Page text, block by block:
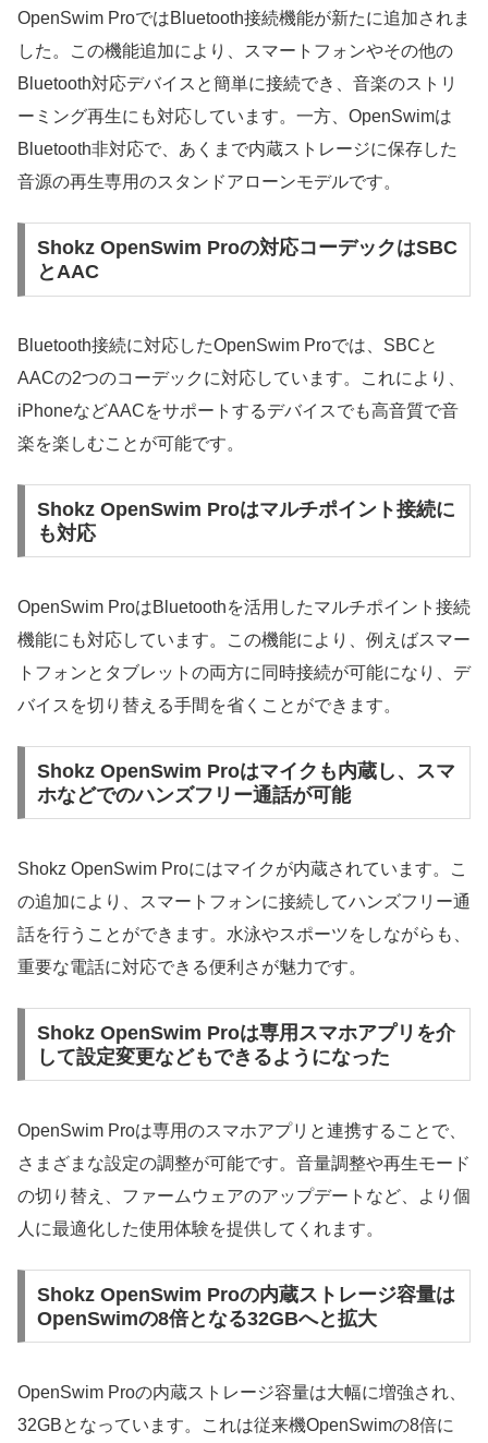
OpenSwim ProではBluetooth接続機能が新たに追加されま
した。この機能追加により、スマートフォンやその他の
Bluetooth対応デバイスと簡単に接続でき、音楽のストリ
ーミング再生にも対応しています。一方、OpenSwimは
Bluetooth非対応で、あくまで内蔵ストレージに保存した
音源の再生専用のスタンドアローンモデルです。
Shokz OpenSwim Proの対応コーデックはSBC
とAAC
Bluetooth接続に対応したOpenSwim Proでは、SBCと
AACの2つのコーデックに対応しています。これにより、
iPhoneなどAACをサポートするデバイスでも高音質で音
楽を楽しむことが可能です。
Shokz OpenSwim Proはマルチポイント接続に
も対応
OpenSwim ProはBluetoothを活用したマルチポイント接続
機能にも対応しています。この機能により、例えばスマー
トフォンとタブレットの両方に同時接続が可能になり、デ
バイスを切り替える手間を省くことができます。
Shokz OpenSwim Proはマイクも内蔵し、スマ
ホなどでのハンズフリー通話が可能
Shokz OpenSwim Proにはマイクが内蔵されています。こ
の追加により、スマートフォンに接続してハンズフリー通
話を行うことができます。水泳やスポーツをしながらも、
重要な電話に対応できる便利さが魅力です。
Shokz OpenSwim Proは専用スマホアプリを介
して設定変更などもできるようになった
OpenSwim Proは専用のスマホアプリと連携することで、
さまざまな設定の調整が可能です。音量調整や再生モード
の切り替え、ファームウェアのアップデートなど、より個
人に最適化した使用体験を提供してくれます。
Shokz OpenSwim Proの内蔵ストレージ容量は
OpenSwimの8倍となる32GBへと拡大
OpenSwim Proの内蔵ストレージ容量は大幅に増強され、
32GBとなっています。これは従来機OpenSwimの8倍に